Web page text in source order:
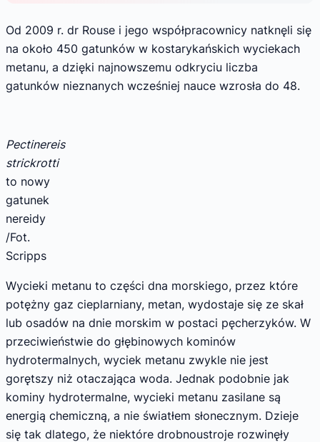
Od 2009 r. dr Rouse i jego współpracownicy natknęli się
na około 450 gatunków w kostarykańskich wyciekach
metanu, a dzięki najnowszemu odkryciu liczba
gatunków nieznanych wcześniej nauce wzrosła do 48.
Pectinereis
strickrotti
to nowy
gatunek
nereidy
/Fot.
Scripps
Wycieki metanu to części dna morskiego, przez które
potężny gaz cieplarniany, metan, wydostaje się ze skał
lub osadów na dnie morskim w postaci pęcherzyków. W
przeciwieństwie do głębinowych kominów
hydrotermalnych, wyciek metanu zwykle nie jest
gorętszy niż otaczająca woda. Jednak podobnie jak
kominy hydrotermalne, wycieki metanu zasilane są
energią chemiczną, a nie światłem słonecznym. Dzieje
się tak dlatego, że niektóre drobnoustroje rozwinęły